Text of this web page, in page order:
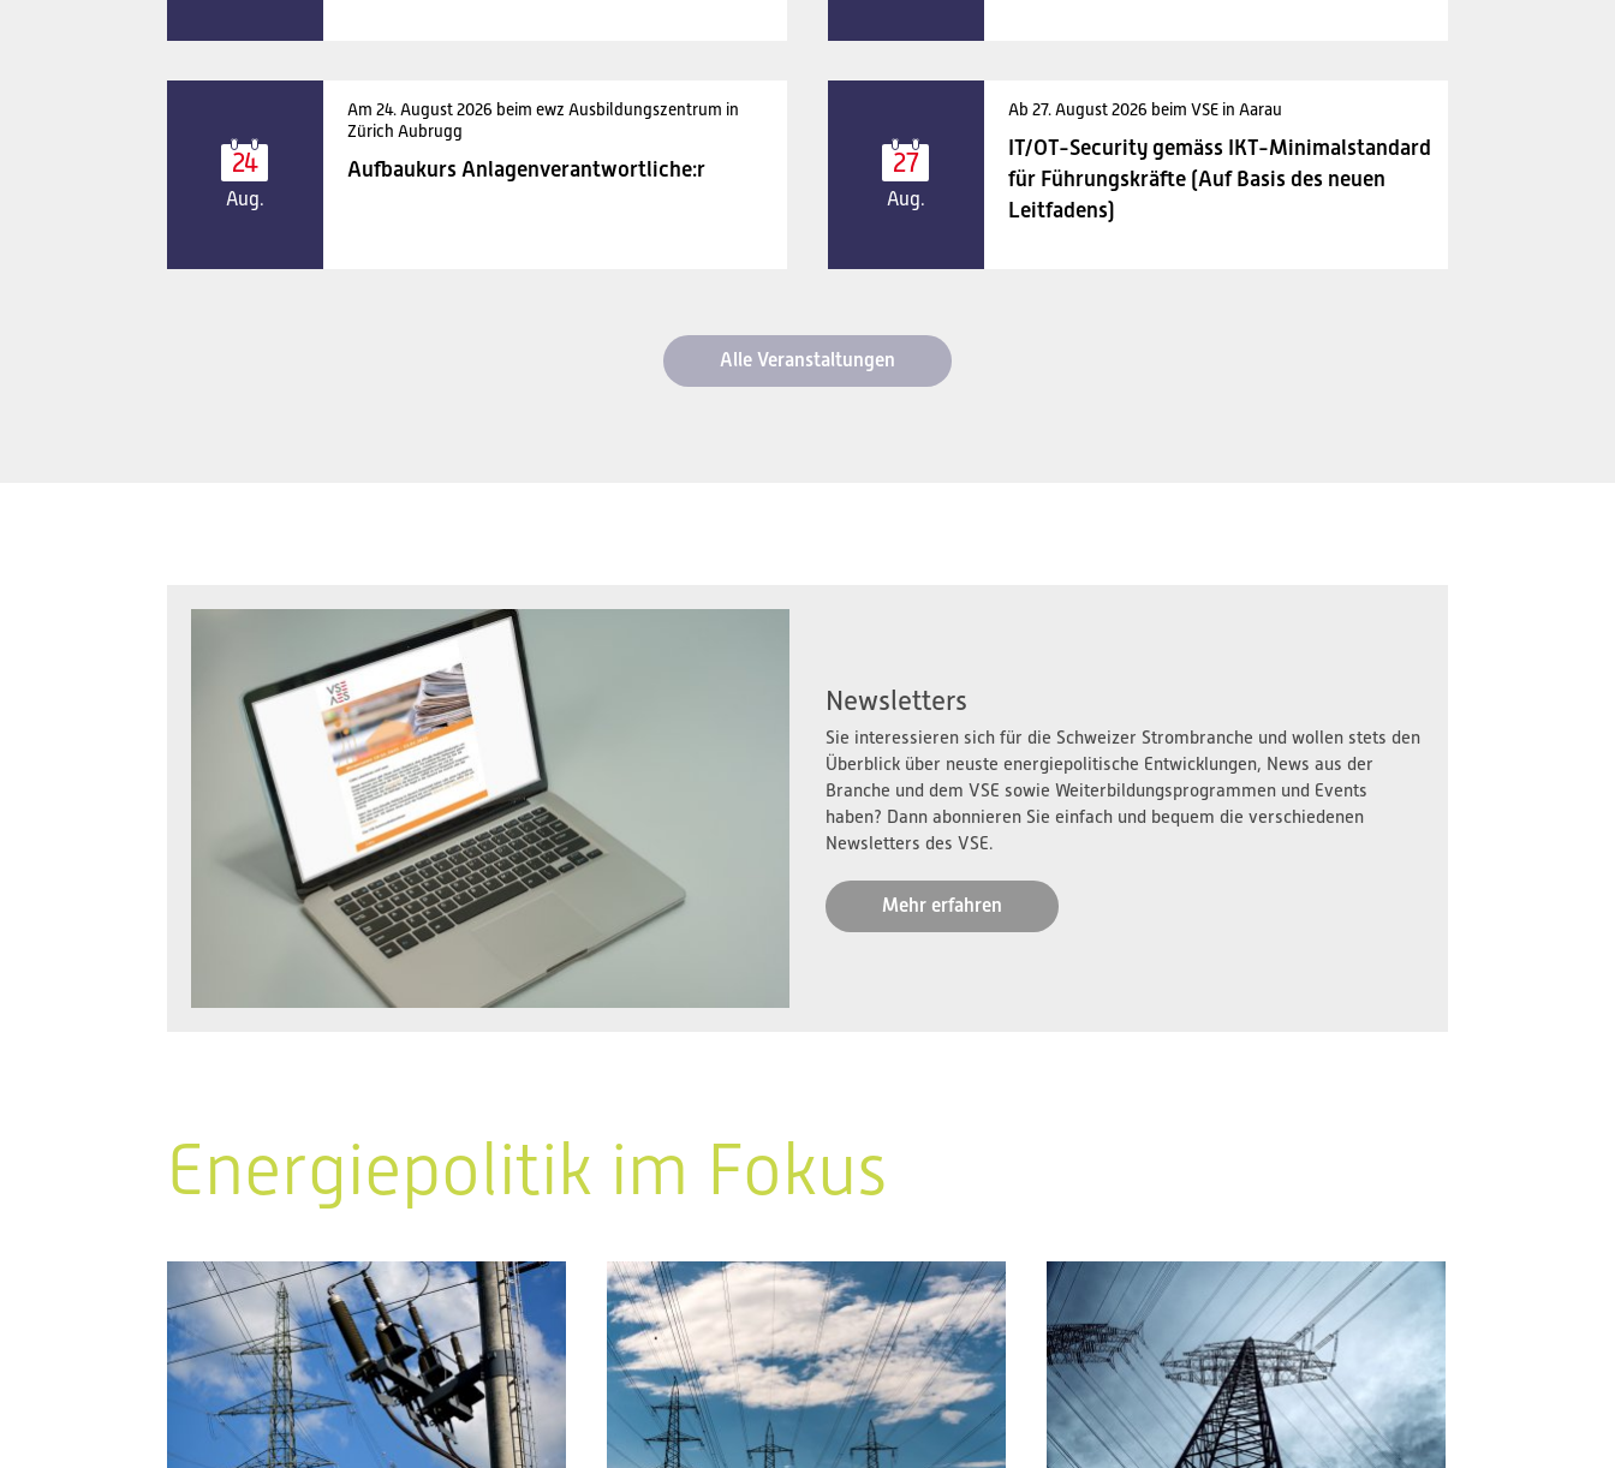
24
Aug.
Am 24. August 2026 beim ewz Ausbildungszentrum in
Zürich Aubrugg
Aufbaukurs Anlagenverantwortliche:r 27
Aug.
Ab 27. August 2026 beim VSE in Aarau
IT/OT-Security gemäss IKT-Minimalstandard
für Führungskräfte (Auf Basis des neuen
Leitfadens)
Alle Veranstaltungen
Newsletters
Sie interessieren sich für die Schweizer Strombranche und wollen stets den
Überblick über neuste energiepolitische Entwicklungen, News aus der
Branche und dem VSE sowie Weiterbildungsprogrammen und Events
haben? Dann abonnieren Sie einfach und bequem die verschiedenen
Newsletters des VSE.
Mehr erfahren
Energiepolitik im Fokus